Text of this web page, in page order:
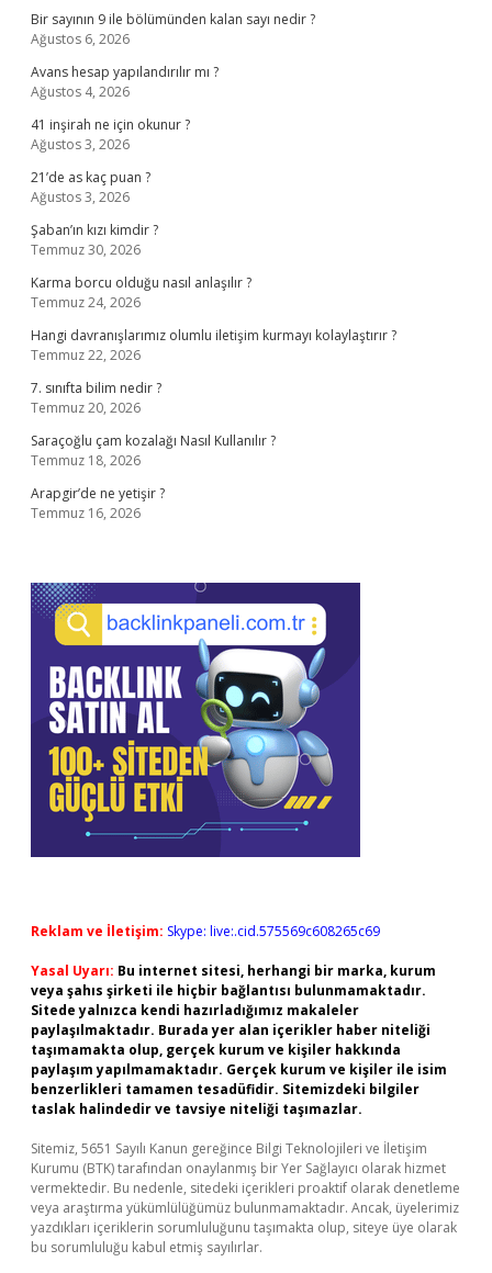
Bir sayının 9 ile bölümünden kalan sayı nedir ?
Ağustos 6, 2026
Avans hesap yapılandırılır mı ?
Ağustos 4, 2026
41 inşirah ne için okunur ?
Ağustos 3, 2026
21’de as kaç puan ?
Ağustos 3, 2026
Şaban’ın kızı kimdir ?
Temmuz 30, 2026
Karma borcu olduğu nasıl anlaşılır ?
Temmuz 24, 2026
Hangi davranışlarımız olumlu iletişim kurmayı kolaylaştırır ?
Temmuz 22, 2026
7. sınıfta bilim nedir ?
Temmuz 20, 2026
Saraçoğlu çam kozalağı Nasıl Kullanılır ?
Temmuz 18, 2026
Arapgir’de ne yetişir ?
Temmuz 16, 2026
Reklam ve İletişim: Skype: live:.cid.575569c608265c69
Yasal Uyarı: Bu internet sitesi, herhangi bir marka, kurum
veya şahıs şirketi ile hiçbir bağlantısı bulunmamaktadır.
Sitede yalnızca kendi hazırladığımız makaleler
paylaşılmaktadır. Burada yer alan içerikler haber niteliği
taşımamakta olup, gerçek kurum ve kişiler hakkında
paylaşım yapılmamaktadır. Gerçek kurum ve kişiler ile isim
benzerlikleri tamamen tesadüfidir. Sitemizdeki bilgiler
taslak halindedir ve tavsiye niteliği taşımazlar.
Sitemiz, 5651 Sayılı Kanun gereğince Bilgi Teknolojileri ve İletişim
Kurumu (BTK) tarafından onaylanmış bir Yer Sağlayıcı olarak hizmet
vermektedir. Bu nedenle, sitedeki içerikleri proaktif olarak denetleme
veya araştırma yükümlülüğümüz bulunmamaktadır. Ancak, üyelerimiz
yazdıkları içeriklerin sorumluluğunu taşımakta olup, siteye üye olarak
bu sorumluluğu kabul etmiş sayılırlar.